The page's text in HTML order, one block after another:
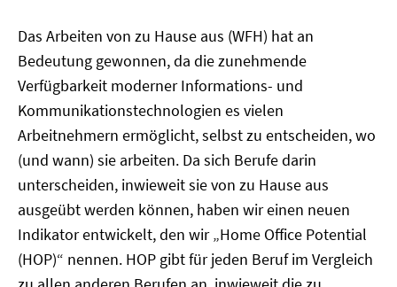
Das Arbeiten von zu Hause aus (WFH) hat an
Bedeutung gewonnen, da die zunehmende
Verfügbarkeit moderner Informations- und
Kommunikationstechnologien es vielen
Arbeitnehmern ermöglicht, selbst zu entscheiden, wo
(und wann) sie arbeiten. Da sich Berufe darin
unterscheiden, inwieweit sie von zu Hause aus
ausgeübt werden können, haben wir einen neuen
Indikator entwickelt, den wir „Home Office Potential
(HOP)“ nennen. HOP gibt für jeden Beruf im Vergleich